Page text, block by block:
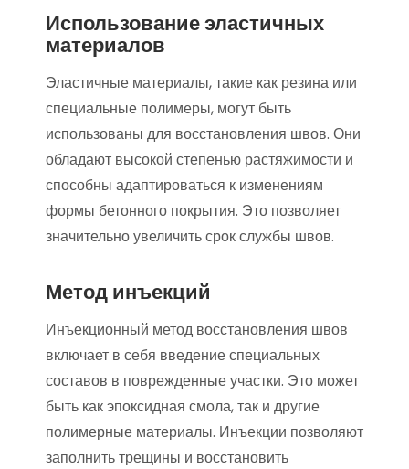
Использование эластичных
материалов
Эластичные материалы, такие как резина или
специальные полимеры, могут быть
использованы для восстановления швов. Они
обладают высокой степенью растяжимости и
способны адаптироваться к изменениям
формы бетонного покрытия. Это позволяет
значительно увеличить срок службы швов.
Метод инъекций
Инъекционный метод восстановления швов
включает в себя введение специальных
составов в поврежденные участки. Это может
быть как эпоксидная смола, так и другие
полимерные материалы. Инъекции позволяют
заполнить трещины и восстановить